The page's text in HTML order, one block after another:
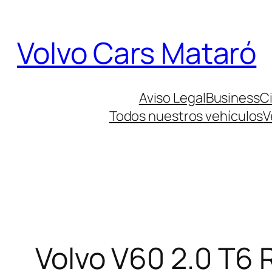
contenido
Volvo Cars Mataró
Aviso LegalBusiness
Todos nuestros vehículos
Volvo V60 2.0 T6